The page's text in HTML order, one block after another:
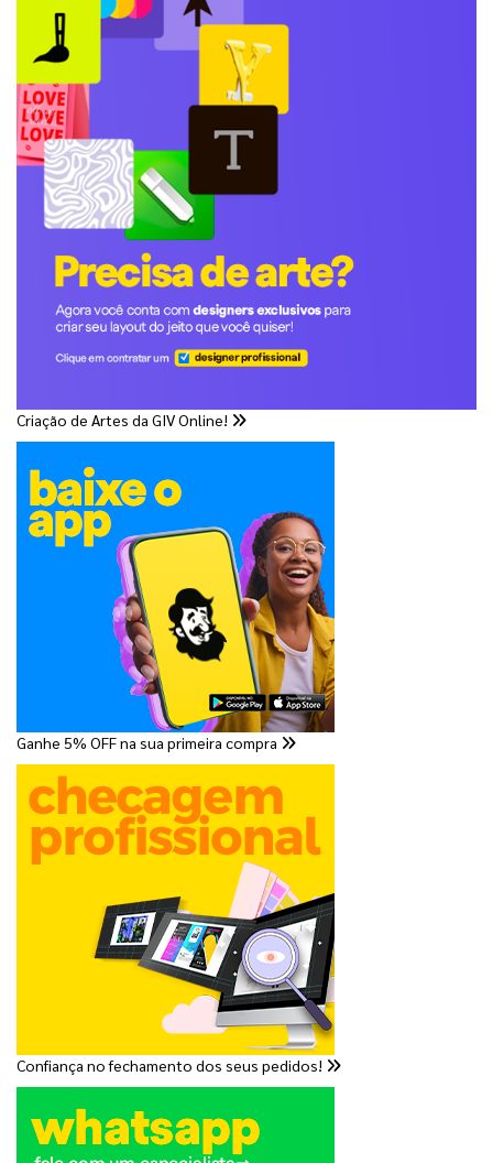
Criação de Artes da GIV Online!
Ganhe 5% OFF na sua primeira compra
Confiança no fechamento dos seus pedidos!